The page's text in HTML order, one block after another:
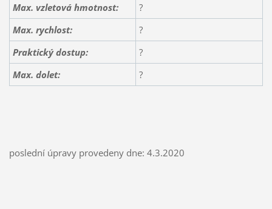
Max. vzletová hmotnost:
?
Max. rychlost:
?
Praktický dostup:
?
Max. dolet:
?
poslední úpravy provedeny dne: 4.3.2020